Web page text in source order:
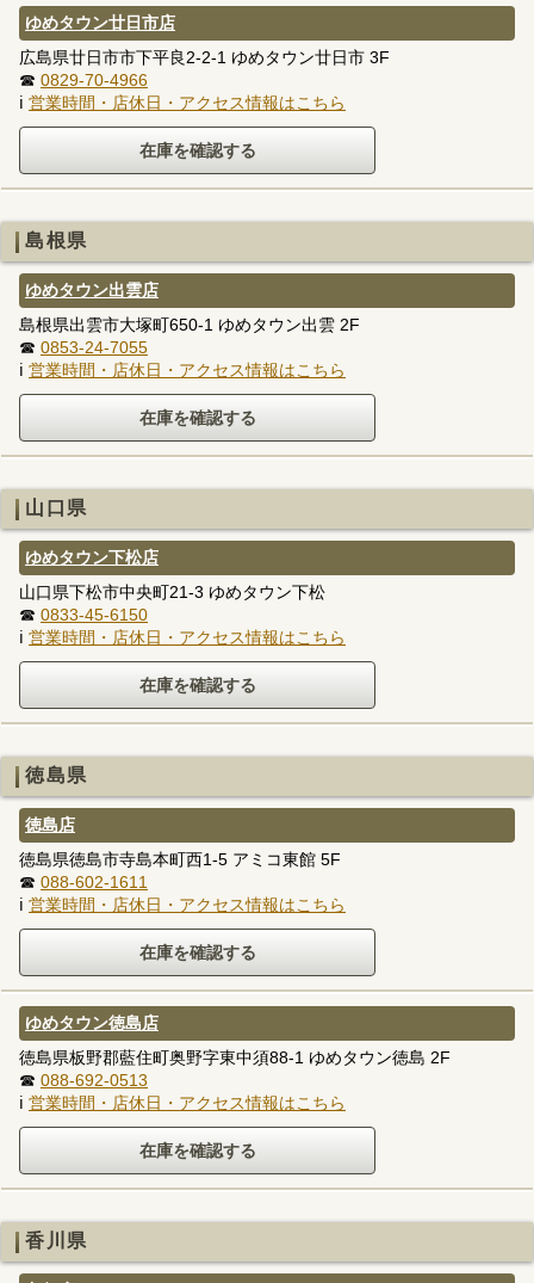
ゆめタウン廿日市店
広島県廿日市市下平良2-2-1 ゆめタウン廿日市 3F
☎ 0829-70-4966
ℹ 営業時間・店休日・アクセス情報はこちら
島根県
ゆめタウン出雲店
島根県出雲市大塚町650-1 ゆめタウン出雲 2F
☎ 0853-24-7055
ℹ 営業時間・店休日・アクセス情報はこちら
山口県
ゆめタウン下松店
山口県下松市中央町21-3 ゆめタウン下松
☎ 0833-45-6150
ℹ 営業時間・店休日・アクセス情報はこちら
徳島県
徳島店
徳島県徳島市寺島本町西1-5 アミコ東館 5F
☎ 088-602-1611
ℹ 営業時間・店休日・アクセス情報はこちら
ゆめタウン徳島店
徳島県板野郡藍住町奥野字東中須88-1 ゆめタウン徳島 2F
☎ 088-692-0513
ℹ 営業時間・店休日・アクセス情報はこちら
香川県